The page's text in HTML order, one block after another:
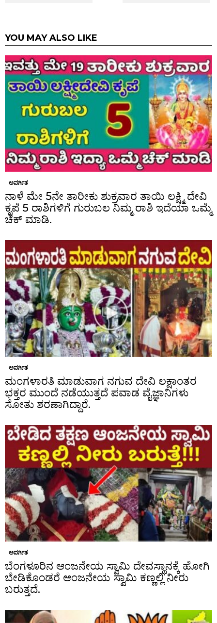
YOU MAY ALSO LIKE
ಅವರ್ಗಿತ
ನಾಳೆ ಮೇ 5ನೇ ತಾರೀಕು ಶುಕ್ರವಾರ ತಾಯಿ ಲಕ್ಷ್ಮಿ ದೇವಿ
ಕೃಪೆ 5 ರಾಶಿಗಳಿಗೆ ಗುರುಬಲ ನಿಮ್ಮ ರಾಶಿ ಇದೆಯಾ ಒಮ್ಮೆ
ಚೆಕ್ ಮಾಡಿ.
ಅವರ್ಗಿತ
ಮಂಗಳಾರತಿ ಮಾಡುವಾಗ ನಗುವ ದೇವಿ ಲಕ್ಷಾಂತರ
ಭಕ್ತರ ಮುಂದೆ ನಡೆಯುತ್ತದೆ ಪವಾಡ ವೈಜ್ಞಾನಿಗಳು
ಸೋತು ಶರಣಾಗಿದ್ದಾರೆ.
ಅವರ್ಗಿತ
ಬೆಂಗಳೂರಿನ ಆಂಜನೇಯ ಸ್ವಾಮಿ ದೇವಸ್ಥಾನಕ್ಕೆ ಹೋಗಿ
ಬೇಡಿಕೊಂಡರೆ ಆಂಜನೇಯ ಸ್ವಾಮಿ ಕಣ್ಣಲ್ಲಿ ನೀರು
ಬರುತ್ತದೆ.